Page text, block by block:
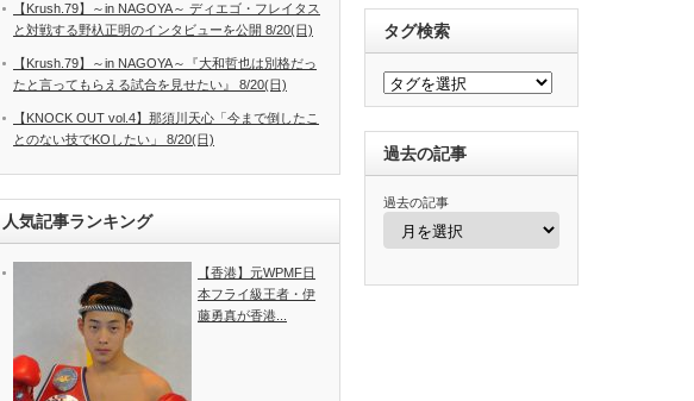
【Krush.79】～in NAGOYA～ ディエゴ・フレイタス
と対戦する野杁正明のインタビューを公開 8/20(日)
【Krush.79】～in NAGOYA～『大和哲也は別格だっ
たと言ってもらえる試合を見せたい』 8/20(日)
【KNOCK OUT vol.4】那須川天心「今まで倒したこ
とのない技でKOしたい」 8/20(日)
人気記事ランキング
【香港】元WPMF日
本フライ級王者・伊
藤勇真が香港...
タグ検索
過去の記事
過去の記事